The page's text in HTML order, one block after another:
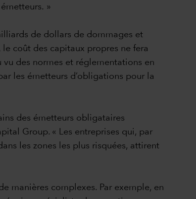
»
de dollars de dommages et
coût des capitaux propres ne fera
vu des normes et réglementations en
les émetteurs d’obligations pour la
des émetteurs obligataires
Group. « Les entreprises qui, par
les zones les plus risquées, attirent
manières complexes. Par exemple, en